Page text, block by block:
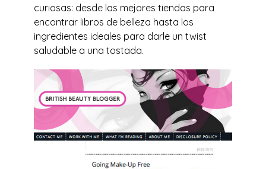
curiosas: desde las mejores tiendas para
encontrar libros de belleza hasta los
ingredientes ideales para darle un twist
saludable a una tostada.